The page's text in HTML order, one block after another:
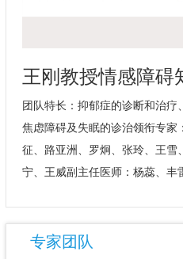
王刚教授情感障碍
团队特长：抑郁症的诊断和治疗
焦虑障碍及失眠的诊治领衔专家：
征
路亚洲 罗炯 张玲 王雪
宁
王威副主任医师： 杨蕊 丰
专家团队